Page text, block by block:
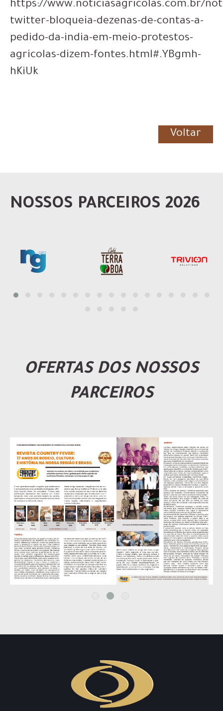
https://www.noticiasagricolas.com.br/
twitter-bloqueia-dezenas-de-contas-a-
pedido-da-india-em-meio-protestos-
agricolas-dizem-fontes.html#.YBgmh-
hKiUk
Voltar
NOSSOS PARCEIROS 2026
OFERTAS DOS NOSSOS
PARCEIROS